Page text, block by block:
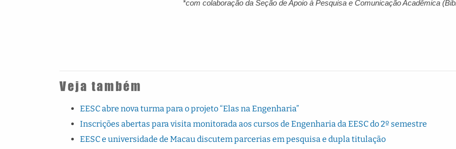
*com colaboração da Seção de Apoio à Pesquisa e Comunicação Acadêmica
Veja também
EESC abre nova turma para o projeto “Elas na Engenharia”
Inscrições abertas para visita monitorada aos cursos de Engenharia da EESC do 2º semestre
EESC e universidade de Macau discutem parcerias em pesquisa e dupla titulação